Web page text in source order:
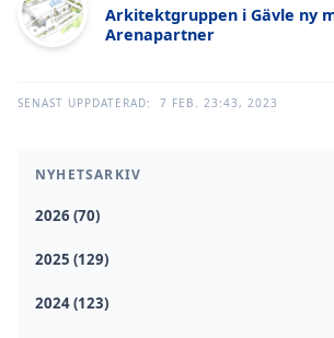
NYHETSARKIV
2026 (70)
2025 (129)
2024 (123)
Arkitektgruppen i Gävle ny
Arenapartner
SENAST UPPDATERAD: 7 FEB. 23:43, 2023